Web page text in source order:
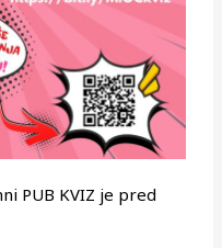
PUB KVIZ je pred